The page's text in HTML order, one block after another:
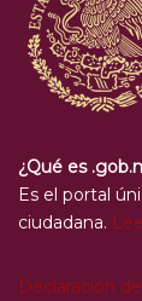
¿Qué es
Es el portal
ciudadana.
Declaración